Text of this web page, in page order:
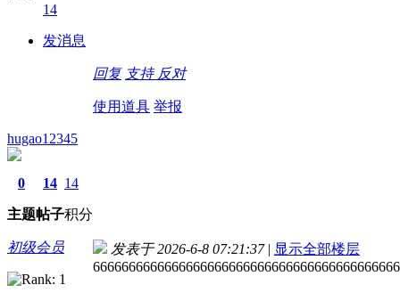
14
发消息
回复 支持 反对
使用道具 举报
hugao12345
0
主题
14
帖子
14
积分
初级会员 发表于 2026-6-8 07:21:37 | 显示全部楼层